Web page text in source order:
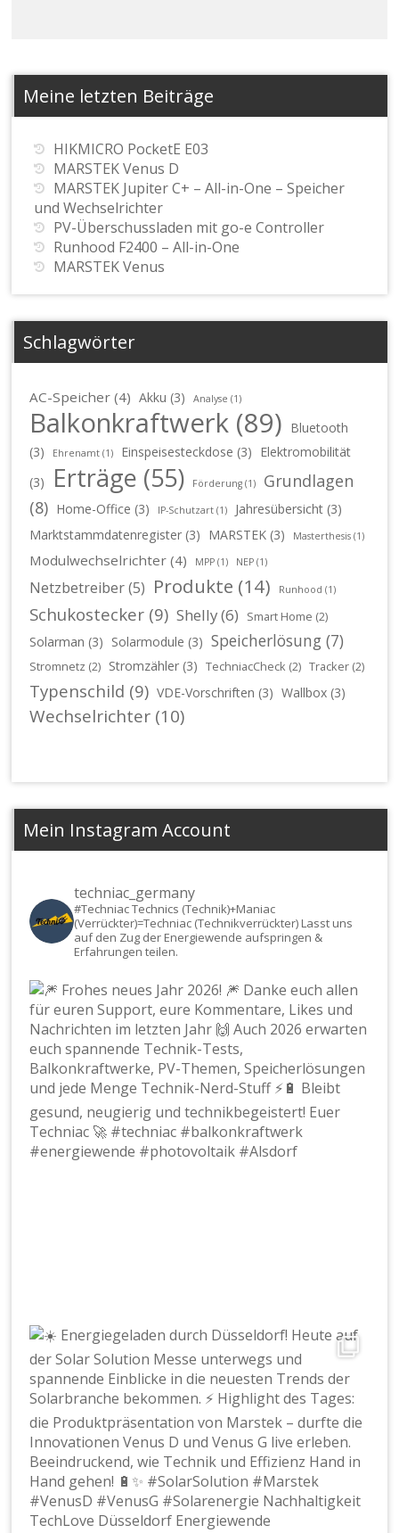
Meine letzten Beiträge
HIKMICRO PocketE E03
MARSTEK Venus D
MARSTEK Jupiter C+ – All-in-One – Speicher
und Wechselrichter
PV-Überschussladen mit go-e Controller
Runhood F2400 – All-in-One
MARSTEK Venus
Schlagwörter
AC-Speicher (4) Akku (3) Analyse (1)
Balkonkraftwerk (89) Bluetooth
(3)
Ehrenamt (1) Einspeisesteckdose (3) Elektromobilität
(3)
Erträge (55) Förderung (1)
Grundlagen
(8) Home-Office (3) IP-Schutzart (1) Jahresübersicht (3)
Marktstammdatenregister (3) MARSTEK (3) Masterthesis (1)
Modulwechselrichter (4) MPP (1) NEP (1)
Netzbetreiber(5) Produkte (14) Runhood (1)
Schukostecker (9) Shelly(6) Smart Home (2)
Solarman (3) Solarmodule (3) Speicherlösung (7)
Stromnetz (2) Stromzähler (3) TechniacCheck (2) Tracker (2)
Typenschild (9) VDE-Vorschriften (3) Wallbox (3)
Wechselrichter (10)
Mein Instagram Account
techniac_germany
#TechniacTechnics (Technik)+Maniac
(Verrückter)=Techniac (Technikverrückter) Lasst uns
auf den Zug der Energiewende aufspringen &
Erfahrungen teilen.